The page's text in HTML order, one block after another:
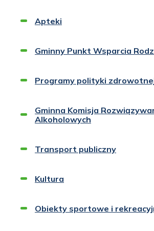
Apteki
Gminny Punkt Wsparcia
Programy polityki
Gminna Komisja
Alkoholowych
Transport publiczny
Kultura
Obiekty sportowe i